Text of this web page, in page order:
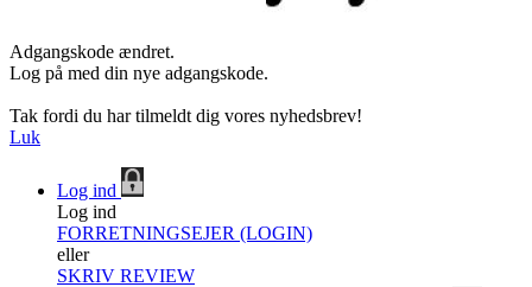
Adgangskode ændret.
Log på med din nye adgangskode.
Tak fordi du har tilmeldt dig vores nyhedsbrev!
Luk
Log ind
Log ind
FORRETNINGSEJER (LOGIN)
eller
SKRIV REVIEW